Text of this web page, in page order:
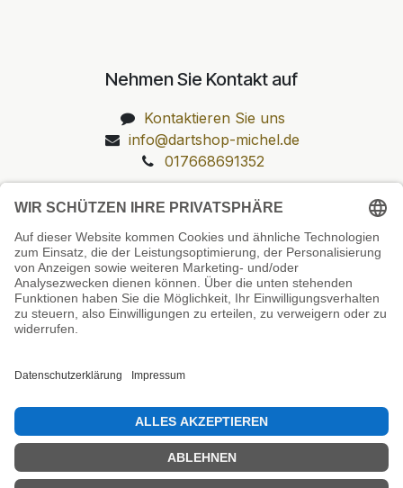
Nehmen Sie Kontakt auf
Kontaktieren Sie uns
info@dartshop-michel.de
017668691352
Unsere Prüfsiegel